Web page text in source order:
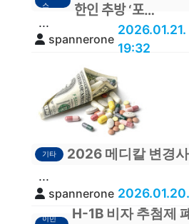
스
한인 추방 ‘포…
...
spannerone
2026.01.21.
19:32
기타 2026 메디칼 변경
...
spannerone
이민
H-1B 비자 추첨제